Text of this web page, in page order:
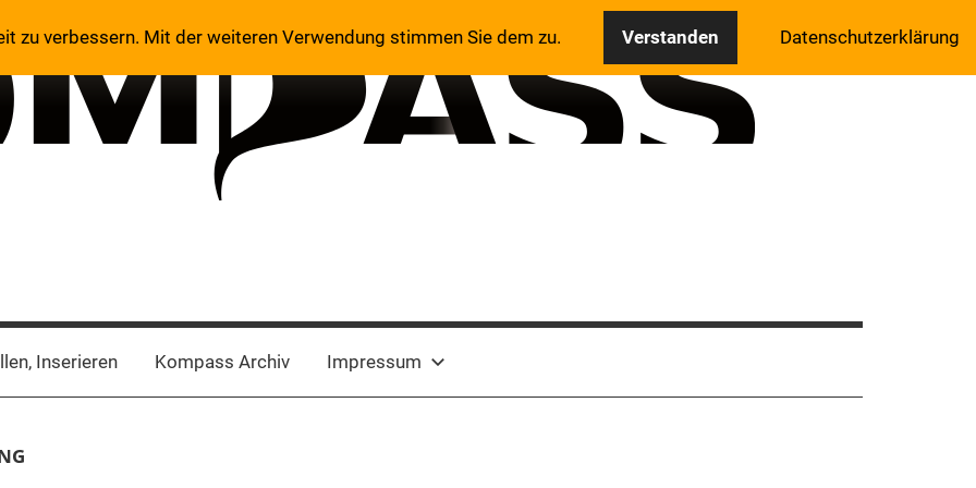
Inserieren Kompass Archiv Impressum
zu verbessern. Mit der weiteren Verwendung stimmen Sie dem zu. Verstanden Datenschutzerklärung